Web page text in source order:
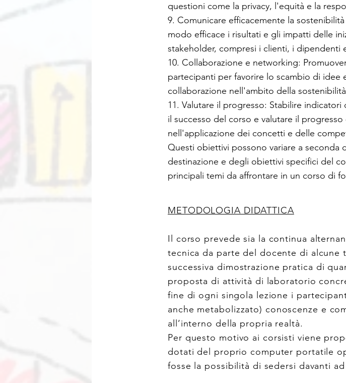
questioni come la privacy, l'equità e la
9. Comunicare efficacemente la
modo efficace i risultati e gli impatti delle
stakeholder, compresi i clienti, i dipendenti
10. Collaborazione e networking:
partecipanti per favorire lo scambio di
collaborazione nell'ambito della
11. Valutare il progresso: Stabilire
il successo del corso e valutare il
nell'applicazione dei concetti e delle
Questi obiettivi possono variare a
destinazione e degli obiettivi specifici del
principali temi da affrontare in un corso di
METODOLOGIA DIDATTICA
Il corso prevede sia la continua
tecnica da parte del docente di alcune
successiva dimostrazione pratica di
proposta di attività di laboratorio
fine di ogni singola lezione i
anche metabolizzato) conoscenze e
all’interno della propria realtà.
Per questo motivo ai corsisti viene
dotati del proprio computer portatile
fosse la possibilità di sedersi davanti